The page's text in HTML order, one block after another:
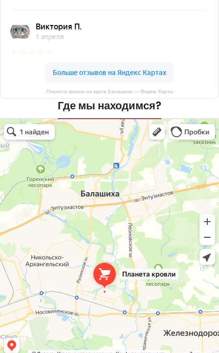
Планета кровли на карте Балашихи — Яндекс Карты
Где мы находимся?
Планета кровли
Кровля и кровельные материалы в Балашихе
Окна в Балашихе